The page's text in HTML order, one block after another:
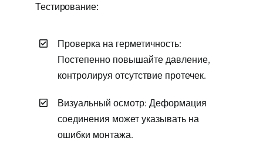
Тестирование:
Проверка на герметичность:
Постепенно повышайте давление,
контролируя отсутствие протечек.
Визуальный осмотр: Деформация
соединения может указывать на
ошибки монтажа.